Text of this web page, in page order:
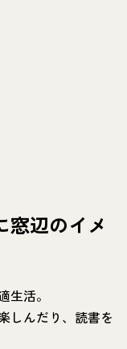
窓辺のイメ
活。
しんだり、読書を